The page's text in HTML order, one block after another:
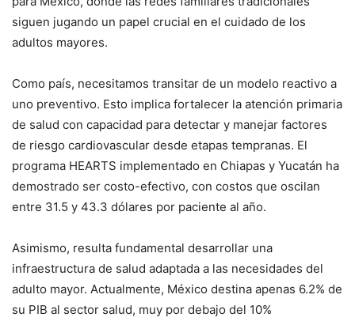
siguen jugando un papel crucial en el cuidado de los
adultos mayores.
Como país, necesitamos transitar de un modelo reactivo a
uno preventivo. Esto implica fortalecer la atención primaria
de salud con capacidad para detectar y manejar factores
de riesgo cardiovascular desde etapas tempranas. El
programa HEARTS implementado en Chiapas y Yucatán ha
demostrado ser costo-efectivo, con costos que oscilan
entre 31.5 y 43.3 dólares por paciente al año.
Asimismo, resulta fundamental desarrollar una
infraestructura de salud adaptada a las necesidades del
adulto mayor. Actualmente, México destina apenas 6.2% de
su PIB al sector salud, muy por debajo del 10%